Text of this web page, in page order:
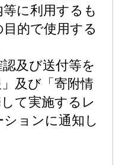
に利用するも
的で使用する
及び送付等を
及び「寄附情
て実施するレ
ョンに通知し